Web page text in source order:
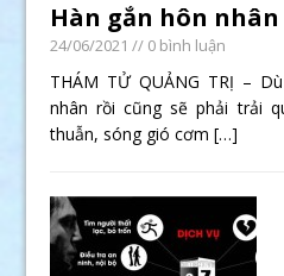
Hàn gắn hôn nhân
24/06/2021 // 0 bình luận
THÁM TỬ QUẢNG TRỊ –
nhân rồi cũng sẽ phải trải
thuẫn, sóng gió cơm[…]